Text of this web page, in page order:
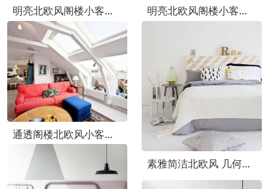
明亮北欧风阁楼小客厅背景墙设计 明亮北欧风阁楼小客厅设计图
通透阁楼北欧风小客厅布置图
素雅简洁北欧风 几何床品效果图